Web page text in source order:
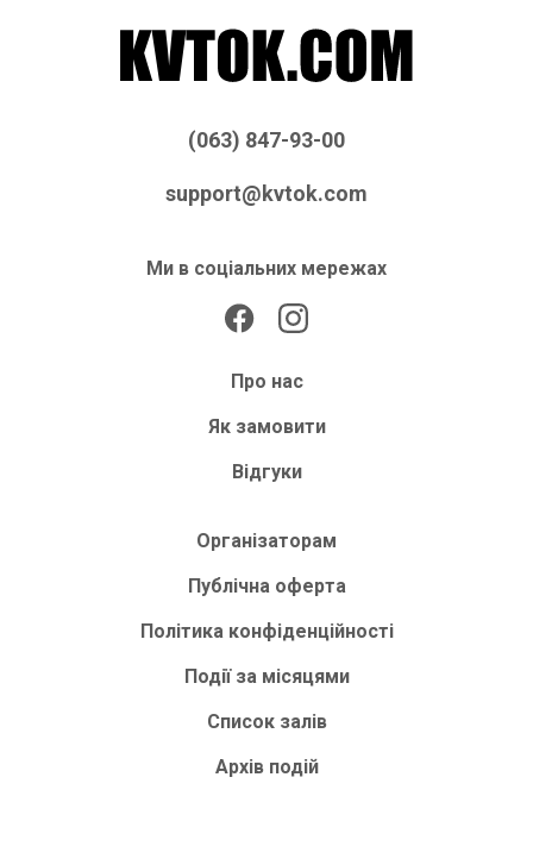
(063) 847-93-00
support@kvtok.com
Ми в соціальних мережах
Про нас
Як замовити
Відгуки
Організаторам
Публічна оферта
Політика конфіденційності
Події за місяцями
Список залів
Архів подій